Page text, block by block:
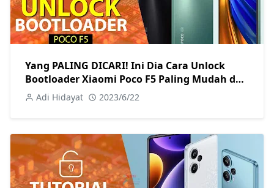
Yang PALING DICARI! Ini Dia Cara Unlock
Bootloader Xiaomi Poco F5 Paling Mudah dan
Lengkap
Adi Hidayat 2023/6/22